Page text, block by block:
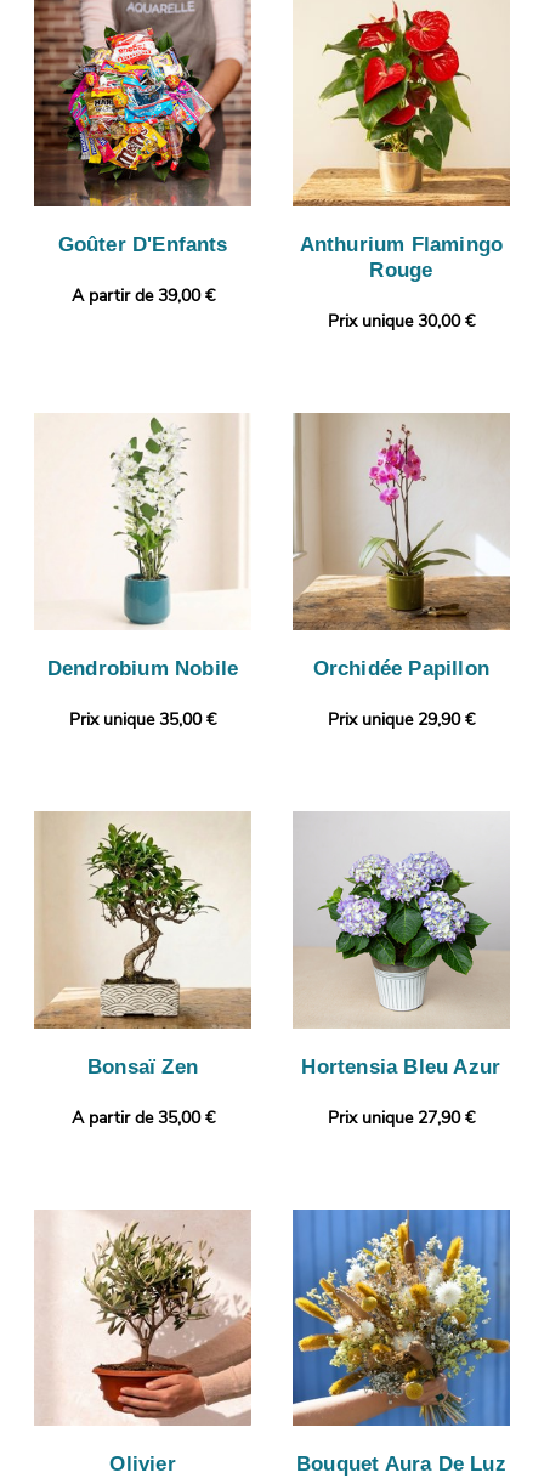
Goûter D'Enfants
A partir de 39,00 €
Anthurium Flamingo
Rouge
Prix unique 30,00 €
Dendrobium Nobile
Prix unique 35,00 €
Orchidée Papillon
Prix unique 29,90 €
Bonsaï Zen
A partir de 35,00 €
Hortensia Bleu Azur
Prix unique 27,90 €
Olivier Bouquet Aura De Luz